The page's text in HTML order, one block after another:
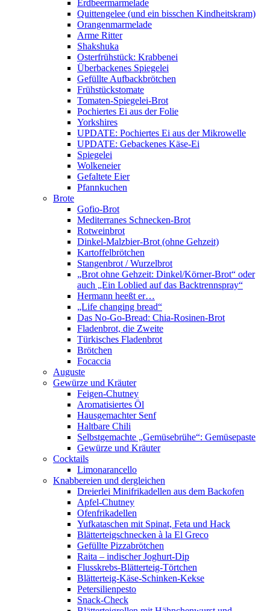
Erdbeermarmelade
Quittengelee (und ein bisschen Kindheitskram)
Orangenmarmelade
Arme Ritter
Shakshuka
Osterfrühstück: Krabbenei
Überbackenes Spiegelei
Gefüllte Aufbackbrötchen
Frühstückstomate
Tomaten-Spiegelei-Brot
Pochiertes Ei aus der Folie
Yorkshires
UPDATE: Pochiertes Ei aus der Mikrowelle
UPDATE: Gebackenes Käse-Ei
Spiegelei
Wolkeneier
Gefaltete Eier
Pfannkuchen
Brote
Gofio-Brot
Mediterranes Schnecken-Brot
Rotweinbrot
Dinkel-Malzbier-Brot (ohne Gehzeit)
Kartoffelbrötchen
Stangenbrot / Wurzelbrot
„Brot ohne Gehzeit: Dinkel/Körner-Brot“ oder
auch „Ein Loblied auf das Backtrennspray“
Hermann heeßt er…
„Life changing bread“
Das No-Go-Bread: Chia-Rosinen-Brot
Fladenbrot, die Zweite
Türkisches Fladenbrot
Brötchen
Focaccia
Auguste
Gewürze und Kräuter
Feigen-Chutney
Aromatisiertes Öl
Hausgemachter Senf
Haltbare Chili
Selbstgemachte „Gemüsebrühe“: Gemüsepaste
Gewürze und Kräuter
Cocktails
Limonarancello
Knabbereien und dergleichen
Dreierlei Minifrikadellen aus dem Backofen
Apfel-Chutney
Ofenfrikadellen
Yufkataschen mit Spinat, Feta und Hack
Blätterteigschnecken à la El Greco
Gefüllte Pizzabrötchen
Raita – indischer Joghurt-Dip
Flusskrebs-Blätterteig-Törtchen
Blätterteig-Käse-Schinken-Kekse
Petersilienpesto
Snack-Check